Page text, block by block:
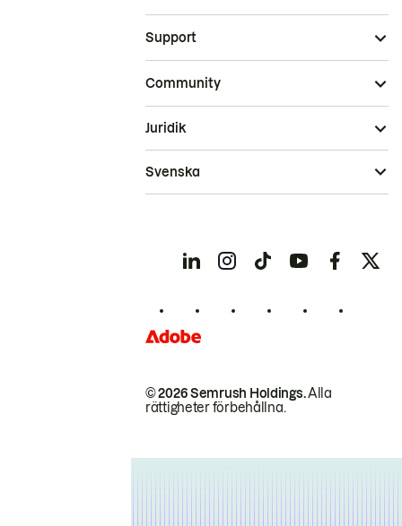
Support
Community
© 2026 Semrush Holdings.Alla
rättigheter förbehållna.
Juridik
Svenska